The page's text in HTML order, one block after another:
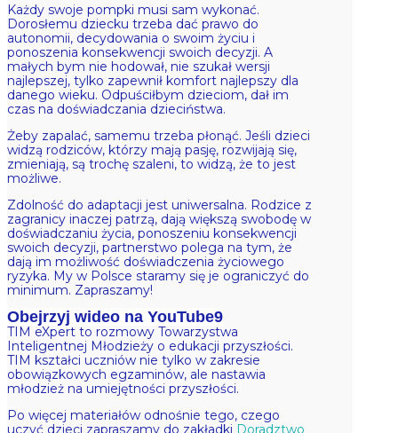
Każdy swoje pompki musi sam wykonać.
Dorosłemu dziecku trzeba dać prawo do
autonomii, decydowania o swoim życiu i
ponoszenia konsekwencji swoich decyzji. A
małych bym nie hodował, nie szukał wersji
najlepszej, tylko zapewnił komfort najlepszy dla
danego wieku. Odpuściłbym dzieciom, dał im
czas na doświadczania dzieciństwa.
Żeby zapalać, samemu trzeba płonąć. Jeśli dzieci
widzą rodziców, którzy mają pasję, rozwijają się,
zmieniają, są trochę szaleni, to widzą, że to jest
możliwe.
Zdolność do adaptacji jest uniwersalna. Rodzice z
zagranicy inaczej patrzą, dają większą swobodę w
doświadczaniu życia, ponoszeniu konsekwencji
swoich decyzji, partnerstwo polega na tym, że
dają im możliwość doświadczenia życiowego
ryzyka. My w Polsce staramy się je ograniczyć do
minimum. Zapraszamy!
Obejrzyj wideo na YouTube
TIM eXpert to rozmowy Towarzystwa
Inteligentnej Młodzieży o edukacji przyszłości.
TIM kształci uczniów nie tylko w zakresie
obowiązkowych egzaminów, ale nastawia
młodzież na umiejętności przyszłości.
Po więcej materiałów odnośnie tego, czego
uczyć dzieci zapraszamy do zakładki Doradztwo